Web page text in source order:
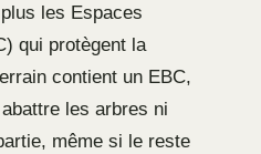
les Espaces
qui protègent la
contient un EBC,
les arbres ni
même si le reste